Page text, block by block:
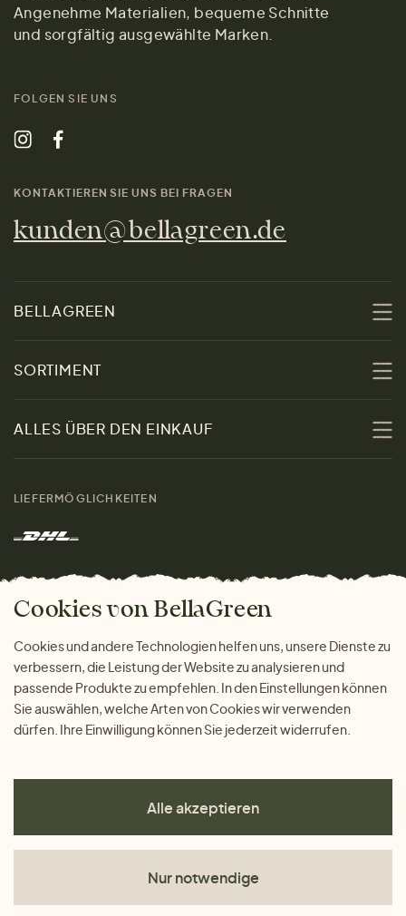
Angenehme Materialien, bequeme Schnitte
und sorgfältig ausgewählte Marken.
FOLGEN SIE UNS
KONTAKTIEREN SIE UNS BEI FRAGEN
kunden@bellagreen.de
BELLAGREEN
Nachhaltigkeit
Kontakt
Marken
Das freundliche Magazin
SORTIMENT
Damen
Herren
Geschenke
ALLES ÜBER DEN EINKAUF
Warum bei uns einkaufen
LIEFERMÖGLICHKEITEN
ZAHLUNGSMÖGLICHKEITEN
Cookies von BellaGreen
Cookies und andere Technologien helfen uns, unsere Dienste zu
verbessern, die Leistung der Website zu analysieren und
passende Produkte zu empfehlen. In den Einstellungen können
Sie auswählen, welche Arten von Cookies wir verwenden
dürfen. Ihre Einwilligung können Sie jederzeit widerrufen.
Alle akzeptieren
Nur notwendige